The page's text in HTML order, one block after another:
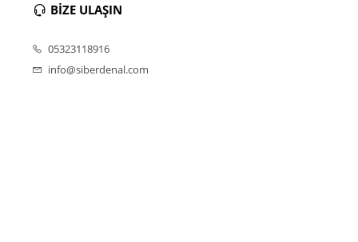
BİZE ULAŞIN
05323118916
info@siberdenal.com